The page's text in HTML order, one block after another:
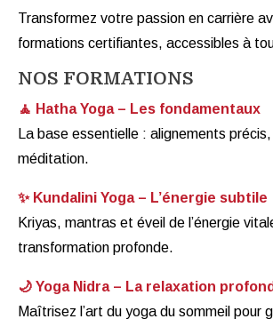
Transformez votre passion en carrière
formations certifiantes, accessibles à
NOS FORMATIONS
🧘 Hatha Yoga – Les fondamentaux
La base essentielle : alignements
méditation.
✨ Kundalini Yoga – L’énergie subtile
Kriyas, mantras et éveil de l’énergie
transformation profonde.
🌙 Yoga Nidra – La relaxation
Maîtrisez l’art du yoga du sommeil pour